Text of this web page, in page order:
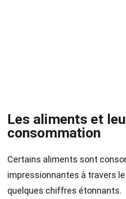
Les aliments et
consommation
Certains aliments sont
impressionnantes à travers
quelques chiffres étonnants.